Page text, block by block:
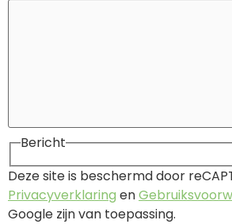
Bericht
Deze site is beschermd door
Privacyverklaring en
Google zijn van toepassing.